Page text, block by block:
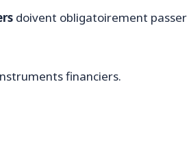
doivent obligatoirement passer
financiers.